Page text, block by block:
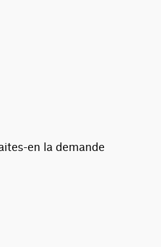
en la demande